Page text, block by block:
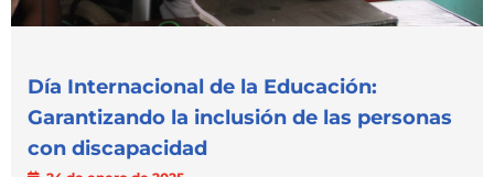
Día Internacional de la Educación:
Garantizando la inclusión de las personas
con discapacidad